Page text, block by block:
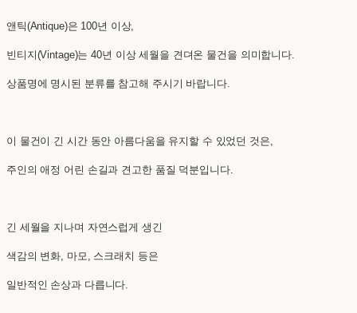
앤틱(Antique)은 100년 이상,
빈티지(Vintage)는 40년 이상 세월을 견뎌온 물건을 의미합니다.
상품명에 명시된 분류를 참고해 주시기 바랍니다.
이 물건이 긴 시간 동안 아름다움을 유지할 수 있었던 것은,
주인의 애정 어린 손길과 견고한 품질 덕분입니다.
긴 세월을 지나며 자연스럽게 생긴
색감의 변화, 마모, 스크래치 등은
일반적인 손상과 다릅니다.